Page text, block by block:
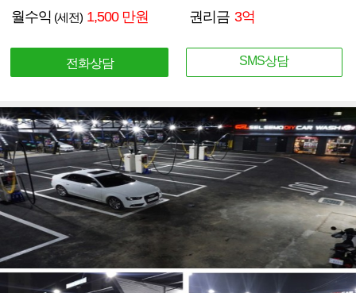
월수익 (세전) 1,500 만원 권리금 3억
전화상담 SMS상담